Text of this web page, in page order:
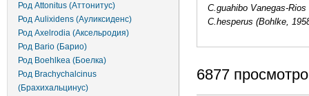
Род Attonitus (Аттонитус)
Род Aulixidens (Ауликсиденс)
Род Axelrodia (Аксельродия)
Род Bario (Барио)
Род Boehlkea (Боелка)
Род Brachychalcinus
(Брахихальцинус)
C.guahibo Vanegas-
C.hesperus (Bohlke,
6877